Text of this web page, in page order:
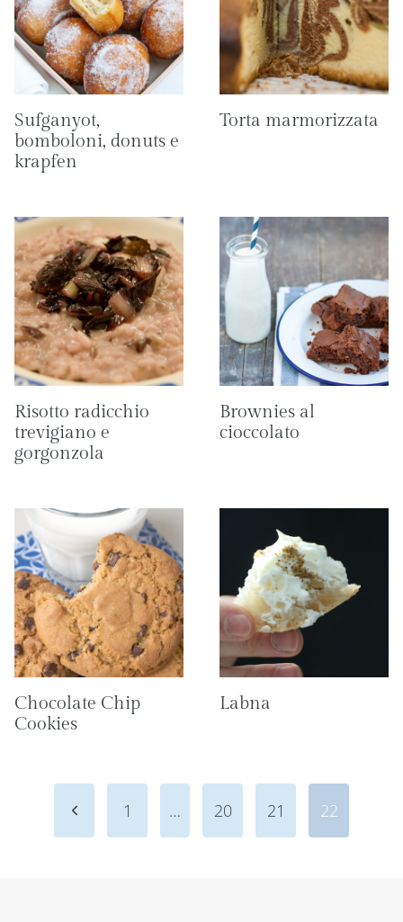
Sufganyot,
bomboloni, donuts e
krapfen
Torta marmorizzata
Risotto radicchio
trevigiano e
gorgonzola
Brownies al
cioccolato
Chocolate Chip
Cookies
Labna
paginaPagina
1 … 20 21 22